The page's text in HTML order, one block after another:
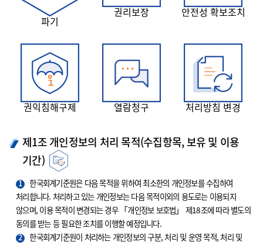
파기
권리보장 안전성 확보조치
권익침해구제 열람청구 처리방침 변경
제1조 개인정보의 처리 목적(수집항목, 보유 및 이용
기간)
1
한국회계기준원은 다음 목적을 위하여 최소한의 개인정보를 수집하여
처리합니다. 처리하고 있는 개인정보는 다음 목적이외의 용도로는 이용되지
않으며, 이용 목적이 변경되는 경우 「개인정보 보호법」 제18조에 따라 별도의
동의를 받는 등 필요한 조치를 이행할 예정입니다.
2
한국회계기준원이 처리하는 개인정보의 구분, 처리 및 운영 목적, 처리 및